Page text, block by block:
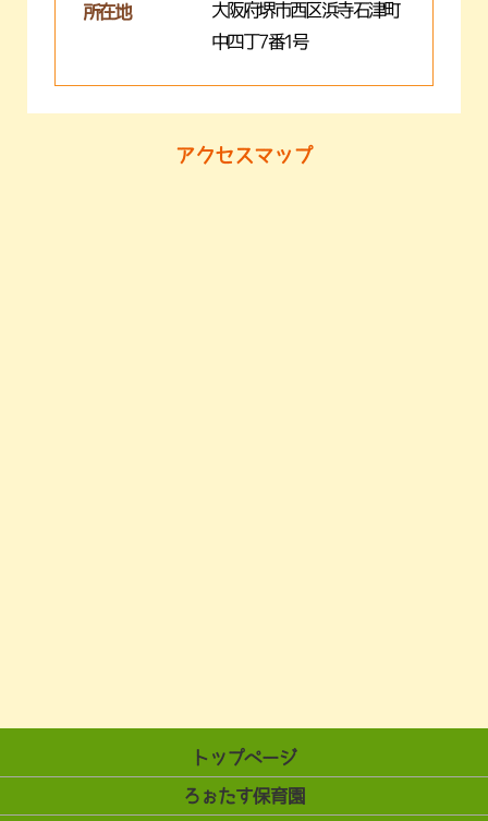
所在地
大阪府堺市西区浜寺石津町
中四丁7番1号
アクセスマップ
トップページ
ろぉたす保育園